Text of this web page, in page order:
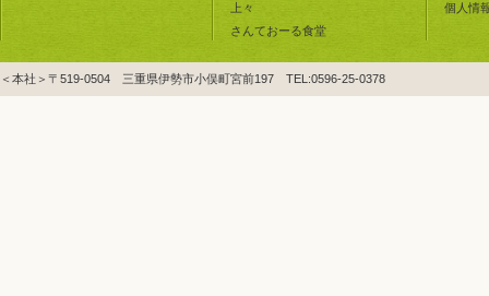
上々
さんておーる食堂
個人情
＜本社＞〒519-0504 三重県伊勢市小俣町宮前197 TEL:0596-25-0378